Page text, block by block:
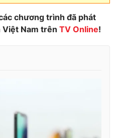
chương trình đã phát
Nam trên TV Online!